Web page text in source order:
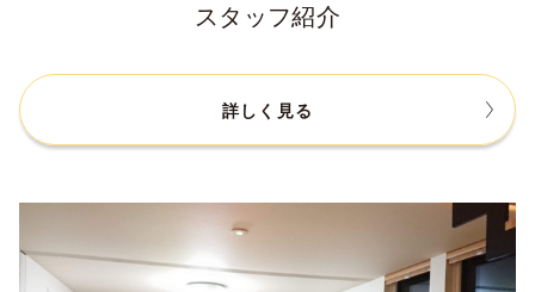
スタッフ紹介
詳しく見る